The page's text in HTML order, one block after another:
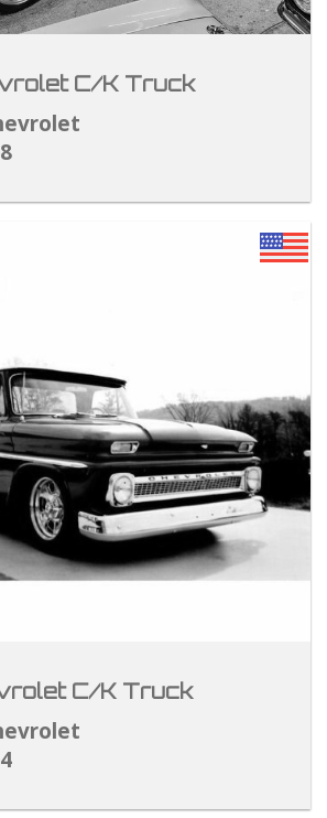
C/K Truck
C/K Truck